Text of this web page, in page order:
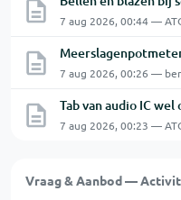
7 aug 2026, 00:44 —
7 aug 2026, 00:26 —
Tab van audio IC wel
7 aug 2026, 00:23 —
Vraag & Aanbod —